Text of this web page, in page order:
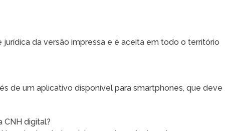
da versão impressa e é aceita em todo o território
de um aplicativo disponível para smartphones, que deve
CNH digital?